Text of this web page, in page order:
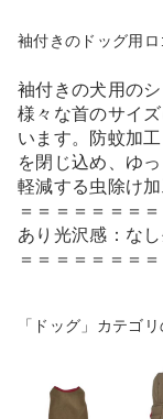
袖付きのドッグ用ロ
袖付きの犬用の
様々な首のサイ
います。防蚊加
を閉じ込め、ゆ
軽減する虫除け
＝＝＝＝＝＝＝
あり光沢感：な
＝＝＝＝＝＝＝＝
「ドッグ」カテゴ